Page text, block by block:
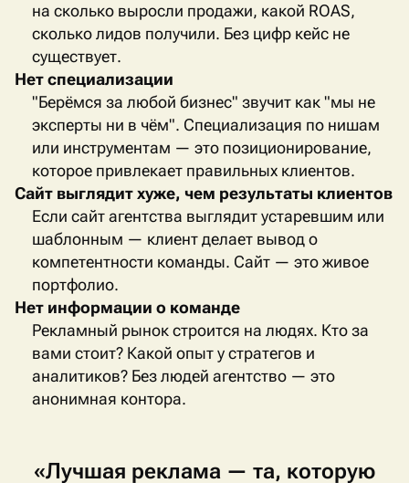
на сколько выросли продажи, какой ROAS,
сколько лидов получили. Без цифр кейс не
существует.
Нет специализации
"Берёмся за любой бизнес" звучит как "мы не
эксперты ни в чём". Специализация по нишам
или инструментам — это позиционирование,
которое привлекает правильных клиентов.
Сайт выглядит хуже, чем результаты клиентов
Если сайт агентства выглядит устаревшим или
шаблонным — клиент делает вывод о
компетентности команды. Сайт — это живое
портфолио.
Нет информации о команде
Рекламный рынок строится на людях. Кто за
вами стоит? Какой опыт у стратегов и
аналитиков? Без людей агентство — это
анонимная контора.
«Лучшая реклама — та, которую